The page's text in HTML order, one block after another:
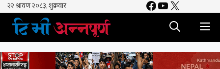
Skip
content
Facebook
YouTube
X